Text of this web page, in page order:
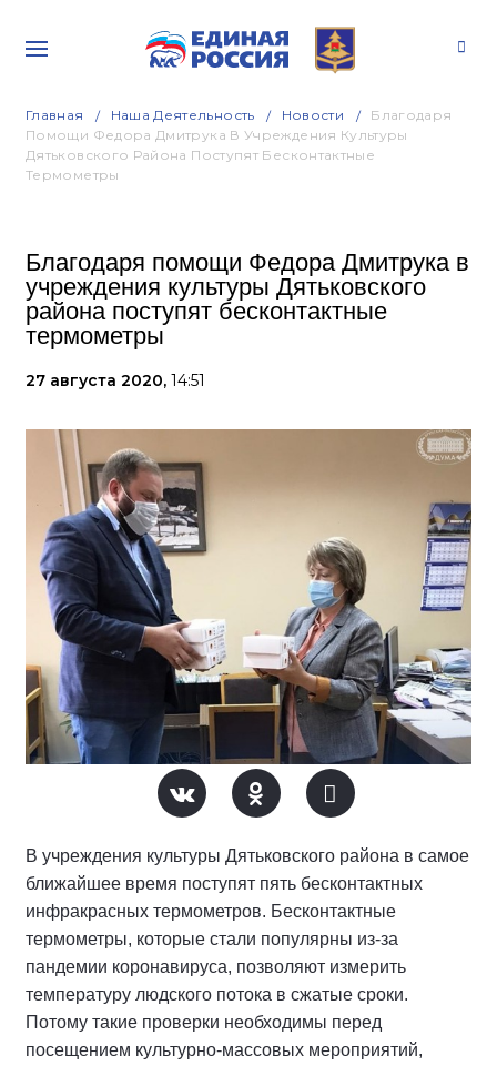
Главная Наша Деятельность Новости
Благодаря
Помощи Федора Дмитрука В Учреждения Культуры
Дятьковского Района Поступят Бесконтактные
Термометры
Благодаря помощи Федора Дмитрука в
учреждения культуры Дятьковского
района поступят бесконтактные
термометры
27 августа 2020, 14:51
В учреждения культуры Дятьковского района в самое
ближайшее время поступят пять бесконтактных
инфракрасных термометров. Бесконтактные
термометры, которые стали популярны из-за
пандемии коронавируса, позволяют измерить
температуру людского потока в сжатые сроки.
Потому такие проверки необходимы перед
посещением культурно-массовых мероприятий,